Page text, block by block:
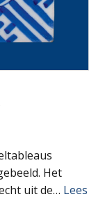
Het
uit de… Lees